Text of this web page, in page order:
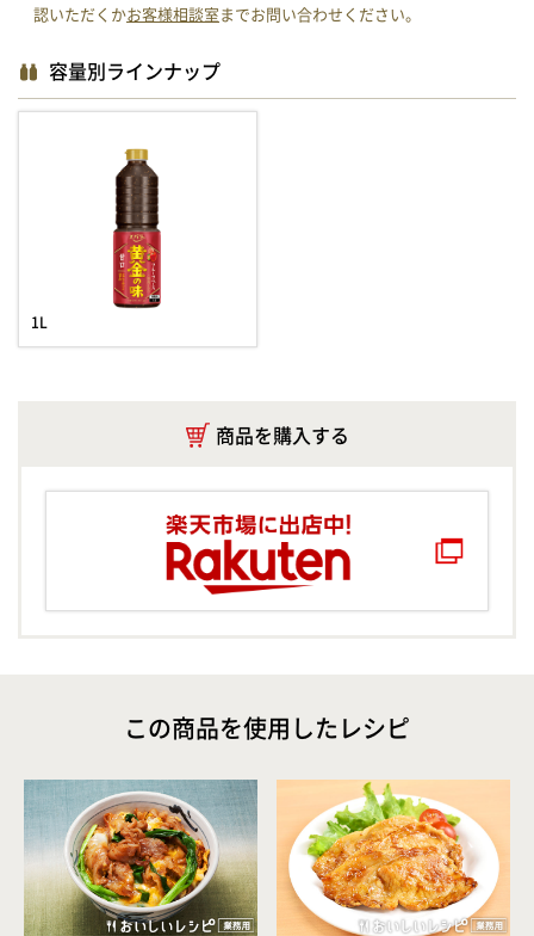
認いただくかお客様相談室 までお問い合わせください。
容量別ラインナップ
1L
商品を購入する
この商品を使用したレシピ